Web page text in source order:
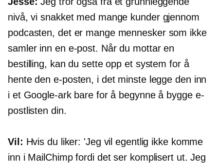
nivå, vi snakket med mange kunder gjennom
podcasten, det er mange mennesker som ikke
samler inn en e-post. Når du mottar en
bestilling, kan du sette opp et system for å
hente den e-posten, i det minste legge den inn
i et Google-ark bare for å begynne å bygge e-
postlisten din.
Vil: Hvis du liker: 'Jeg vil egentlig ikke komme
inn i MailChimp fordi det ser komplisert ut. Jeg